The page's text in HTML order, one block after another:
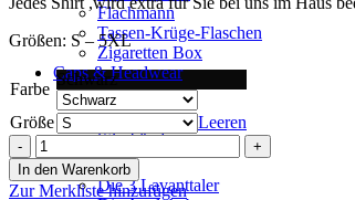
Flachmann
Tassen-Krüge-Flaschen
Zigaretten Box
Caps & Headwear
Beanies
Caps
Stirnbänder
Fanshops
Die 3 Lavanttaler
Größen: S – 5XL
Farbe
Schwarz
Größe
Leeren
Designer
Herren
Tshirt
In den Warenkorb
Zur Merkliste hinzufügen